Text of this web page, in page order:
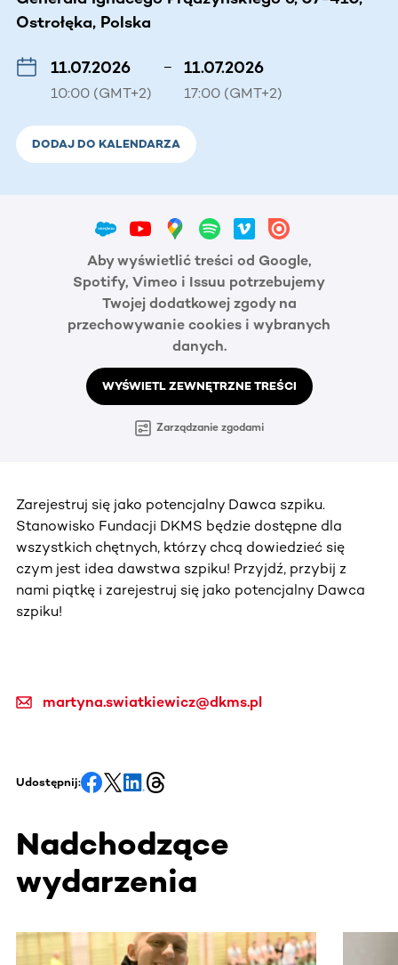
Ostrołęka, Polska
11.07.2026
10:00 (GMT+2)
– 11.07.2026
17:00 (GMT+2)
DODAJ DO KALENDARZA
Aby wyświetlić treści od Google,
Spotify, Vimeo i Issuu potrzebujemy
Twojej dodatkowej zgody na
przechowywanie cookies i wybranych
danych.
WYŚWIETL ZEWNĘTRZNE TREŚCI
Zarządzanie zgodami
Zarejestruj się jako potencjalny Dawca szpiku.
Stanowisko Fundacji DKMS będzie dostępne dla
wszystkich chętnych, którzy chcą dowiedzieć się
czym jest idea dawstwa szpiku! Przyjdź, przybij z
nami piątkę i zarejestruj się jako potencjalny Dawca
szpiku!
martyna.swiatkiewicz@dkms.pl
Udostępnij:
Nadchodzące
wydarzenia
Ta sekcja zawiera treści przewijane w poziomie. Użyj